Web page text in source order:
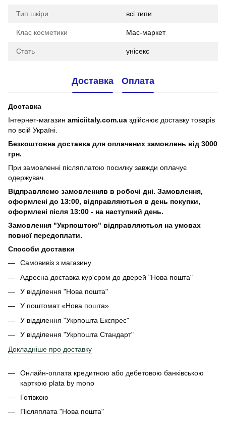
Тип шкіри всі типи
Клас косметики Мас-маркет
Стать унісекс
Доставка Оплата
Доставка
Інтернет-магазин amiciitaly.com.ua здійснює доставку товарів
по всій Україні.
Безкоштовна доставка для оплачених замовлень від 3000
грн.
При замовленні післяплатою посилку завжди оплачує
одержувач.
Відправляємо замовленняв в робочі дні. Замовлення,
оформлені до 13:00, відправляються в день покупки,
оформлені після 13:00 - на наступний день.
Замовлення "Укрпоштою" відправляються на умовах
повної передоплати.
Способи доставки
Самовивіз з магазину
Адресна доставка кур'єром до дверей "Нова пошта"
У відділення "Нова пошта"
У поштомат «Нова пошта»
У відділення "Укрпошта Експрес"
У відділення "Укрпошта Стандарт"
Докладніше про доставку
Онлайн-оплата кредитною або дебетовою банківською
карткою plata by mono
Готівкою
Післяплата "Нова пошта"